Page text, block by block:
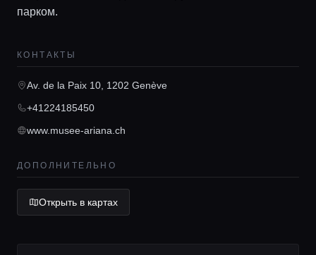
Главная
Локации
Гиды
Консьерж сервис
парком.
КОНТАКТЫ
Av. de la Paix 10, 1202 Genève
+41224185450
www.musee-ariana.ch
ДОПОЛНИТЕЛЬНО
Открыть в картах